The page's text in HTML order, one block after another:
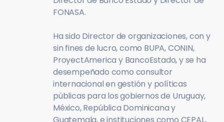
FONASA.
Ha sido Director de organizaciones, con y
sin fines de lucro, como BUPA, CONIN,
ProyectAmerica y BancoEstado, y se ha
desempeñado como consultor
internacional en gestión y políticas
públicas para los gobiernos de Uruguay,
México, República Dominicana y